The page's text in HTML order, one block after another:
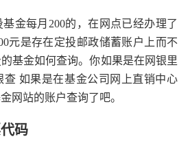
金每月200的，在网点已经办理了
元是存在定投邮政储蓄账户上而不
基金如何查询。你如果是在网银里
查 如果是在基金公司网上直销中心
网站的账户查询了吧。
码